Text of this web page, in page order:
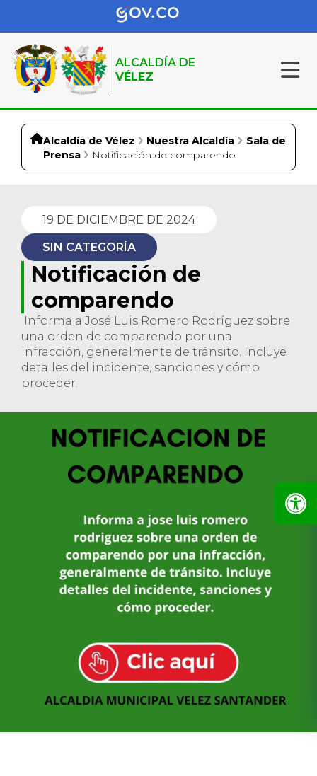
ALCALDÍA DE
VÉLEZ
Alcaldía de Vélez Nuestra Alcaldía
Sala de
Prensa
Notificación de comparendo
19 DE DICIEMBRE DE 2024
SIN CATEGORÍA
Notificación de
comparendo
Informa a José Luis Romero Rodríguez sobre
una orden de comparendo por una
infracción, generalmente de tránsito. Incluye
detalles del incidente, sanciones y cómo
proceder.